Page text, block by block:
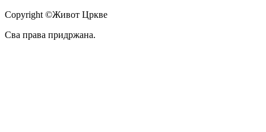
Copyright ©Живот Цркве
Сва права придржана.